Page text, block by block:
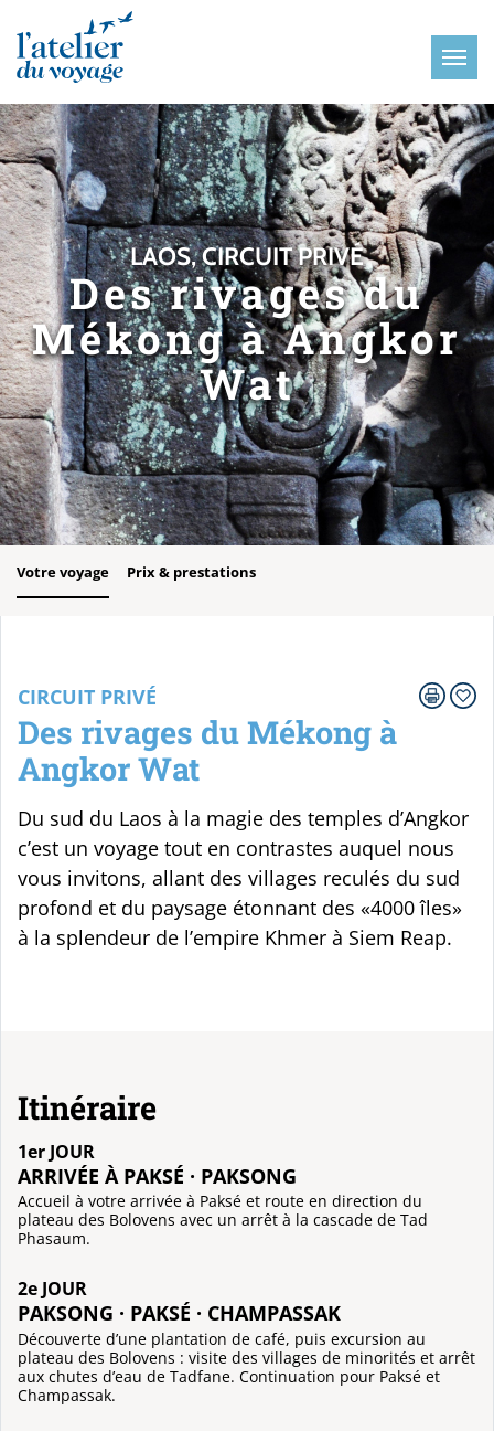
LAOS, CIRCUIT PRIVÉ
Des rivages du
Mékong à Angkor
Wat
Votre voyage Prix & prestations
CIRCUIT PRIVÉ
Des rivages du Mékong à
Angkor Wat
Du sud du Laos à la magie des temples d’Angkor
c’est un voyage tout en contrastes auquel nous
vous invitons, allant des villages reculés du sud
profond et du paysage étonnant des «4000 îles»
à la splendeur de l’empire Khmer à Siem Reap.
Itinéraire
1er JOUR
ARRIVÉE À PAKSÉ · PAKSONG
Accueil à votre arrivée à Paksé et route en direction du
plateau des Bolovens avec un arrêt à la cascade de Tad
Phasaum.
2e JOUR
PAKSONG · PAKSÉ · CHAMPASSAK
Découverte d’une plantation de café, puis excursion au
plateau des Bolovens : visite des villages de minorités et arrêt
aux chutes d’eau de Tadfane. Continuation pour Paksé et
Champassak.
Panneau de gestion des cookies